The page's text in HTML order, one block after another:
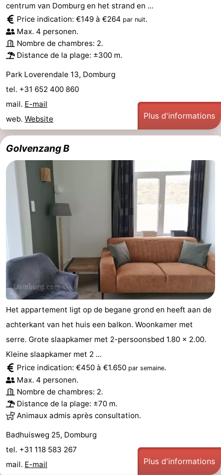
centrum van Domburg en het strand en ...
Price indication: €149 à €264 par nuit.
Max. 4 personen.
Nombre de chambres: 2.
Distance de la plage: ±300 m.
Park Loverendale 13, Domburg
tel. +31 652 400 860
mail. E-mail
web. Website Plus d'informations
Golvenzang B
Het appartement ligt op de begane grond en heeft aan de
achterkant van het huis een balkon. Woonkamer met
serre. Grote slaapkamer met 2-persoonsbed 1.80 x 2.00.
Kleine slaapkamer met 2 ...
Price indication: €450 à €1.650 par semaine.
Max. 4 personen.
Nombre de chambres: 2.
Distance de la plage: ±70 m.
Animaux admis après consultation.
Badhuisweg 25, Domburg
tel. +31 118 583 267
mail. E-mail Plus d'informations